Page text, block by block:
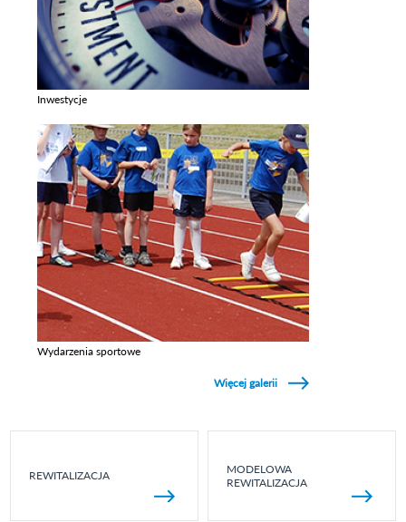
Inwestycje
Wydarzenia sportowe
Więcej galerii
REWITALIZACJA
MODELOWA
REWITALIZACJA